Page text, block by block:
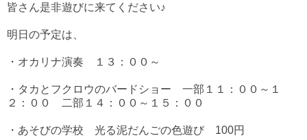
皆さん是非遊びに来てください♪
明日の予定は、
・オカリナ演奏 １３：００～
・タカとフクロウのバードショー 一部１１：００～１
２：００ 二部１４：００～１５：００
・あそびの学校 光る泥だんごの色遊び 100円